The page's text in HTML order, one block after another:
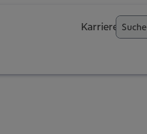
Karriere Suche